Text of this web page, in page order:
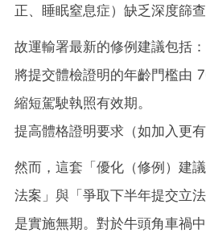
正、睡眠窒息症）缺乏深度篩查
故運輸署最新的修例建議包括：
將提交體檢證明的年齡門檻由
縮短駕駛執照有效期。
提高體格證明要求（如加入更
然而，這套「優化（修例）建
法案」與「爭取下半年提交立
是實施無期。對於牛頭角車禍